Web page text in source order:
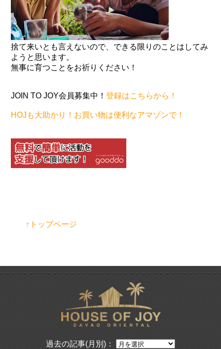
捨て来いとも言えないので、できる限りのことはしてみ
ようと思います。
無事に育つことをお祈りください！
JOIN TO JOY会員募集中！登録はこちらから！
HOJも大助かり！お買い物は便利なアマゾンで！
↑トップページ
過去の記事(月別)：